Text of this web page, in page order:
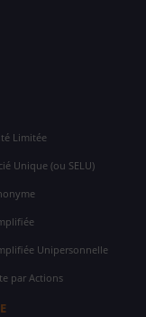
Limitée
Unique (ou SELU)
Unipersonnelle
par Actions